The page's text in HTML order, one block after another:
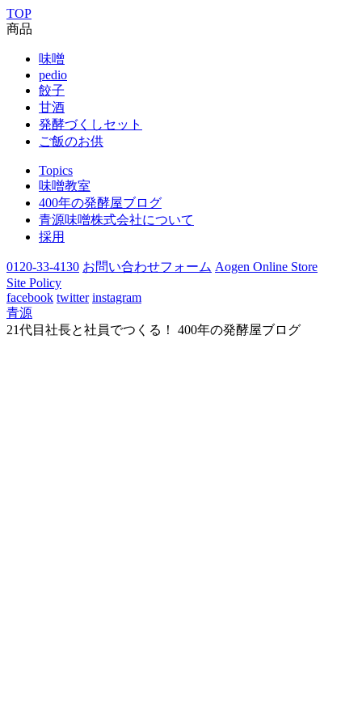
TOP
商品
味噌
pedio
餃子
甘酒
発酵づくしセット
ご飯のお供
Topics
味噌教室
400年の発酵屋ブログ
青源味噌株式会社について
採用
0120-33-4130 お問い合わせフォーム Aogen Online Store
Site Policy
facebook twitter instagram
青源
21代目社長と社員でつくる！ 400年の発酵屋ブログ